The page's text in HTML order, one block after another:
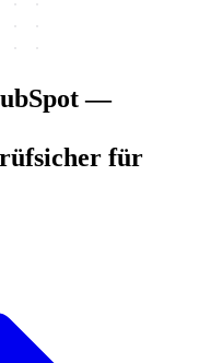
—
für